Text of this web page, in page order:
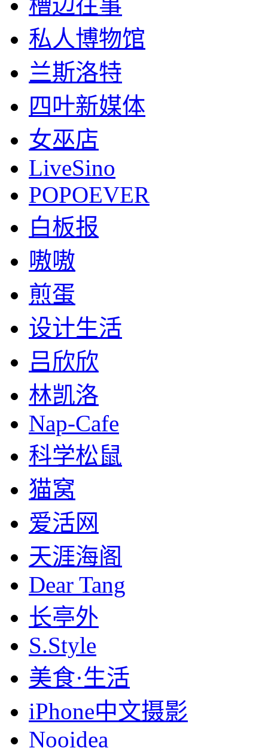
私人博物馆
兰斯洛特
四叶新媒体
女巫店
LiveSino
POPOEVER
白板报
嗷嗷
煎蛋
设计生活
吕欣欣
林凯洛
Nap-Cafe
科学松鼠
猫窝
爱活网
天涯海阁
Dear Tang
长亭外
S.Style
美食·生活
iPhone中文摄影
Nooidea